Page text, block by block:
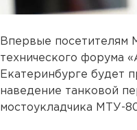
Впервые посетителям
технического форума
Екатеринбурге будет
наведение танковой
мостоукладчика МТУ-